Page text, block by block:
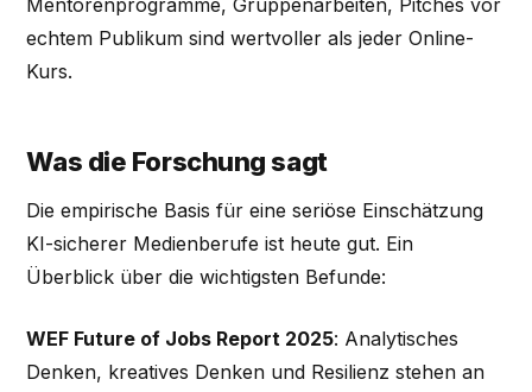
Mentorenprogramme, Gruppenarbeiten, Pitches vor
echtem Publikum sind wertvoller als jeder Online-
Kurs.
Was die Forschung sagt
Die empirische Basis für eine seriöse Einschätzung
KI-sicherer Medienberufe ist heute gut. Ein
Überblick über die wichtigsten Befunde:
WEF Future of Jobs Report 2025: Analytisches
Denken, kreatives Denken und Resilienz stehen an